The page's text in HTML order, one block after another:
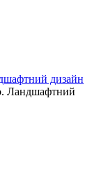
дизайн
Ландшафтний